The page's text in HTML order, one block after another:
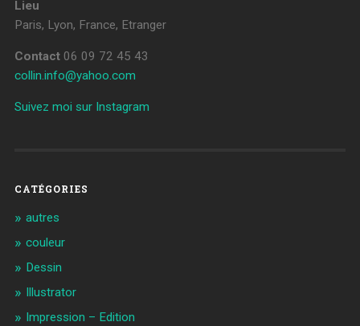
Lieu
Paris, Lyon, France, Etranger
Contact 06 09 72 45 43
collin.info@yahoo.com
Suivez moi sur Instagram
CATÉGORIES
autres
couleur
Dessin
Illustrator
Impression – Edition